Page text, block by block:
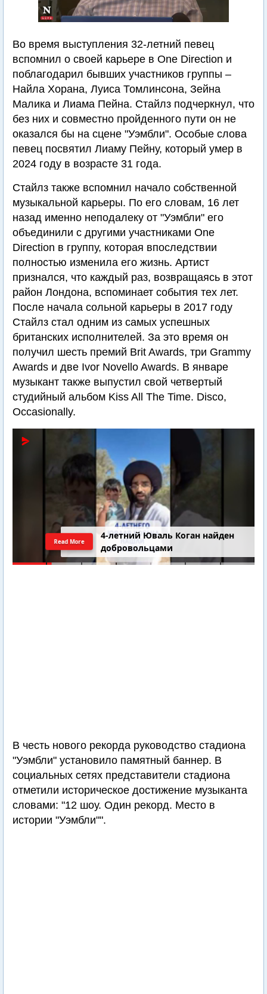
Во время выступления 32-летний певец
вспомнил о своей карьере в One Direction и
поблагодарил бывших участников группы –
Найла Хорана, Луиса Томлинсона, Зейна
Малика и Лиама Пейна. Стайлз подчеркнул, что
без них и совместно пройденного пути он не
оказался бы на сцене "Уэмбли". Особые слова
певец посвятил Лиаму Пейну, который умер в
2024 году в возрасте 31 года.
Стайлз также вспомнил начало собственной
музыкальной карьеры. По его словам, 16 лет
назад именно неподалеку от "Уэмбли" его
объединили с другими участниками One
Direction в группу, которая впоследствии
полностью изменила его жизнь. Артист
признался, что каждый раз, возвращаясь в этот
район Лондона, вспоминает события тех лет.
После начала сольной карьеры в 2017 году
Стайлз стал одним из самых успешных
британских исполнителей. За это время он
получил шесть премий Brit Awards, три Grammy
Awards и две Ivor Novello Awards. В январе
музыкант также выпустил свой четвертый
студийный альбом Kiss All The Time. Disco,
Occasionally.
4-летний Юваль Коган найден
добровольцами
Read More
В честь нового рекорда руководство стадиона
"Уэмбли" установило памятный баннер. В
социальных сетях представители стадиона
отметили историческое достижение музыканта
словами: "12 шоу. Один рекорд. Место в
истории "Уэмбли"".